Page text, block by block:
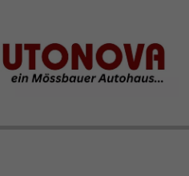
Nützel Mössbauer